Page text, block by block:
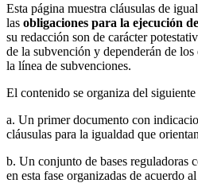
Esta página muestra cláusulas de
las obligaciones para la ejecución
su redacción son de carácter
de la subvención y dependerán de
la línea de subvenciones.
El contenido se organiza del
a. Un primer documento con
cláusulas para la igualdad que
b. Un conjunto de bases reguladoras
en esta fase organizadas de acuerdo